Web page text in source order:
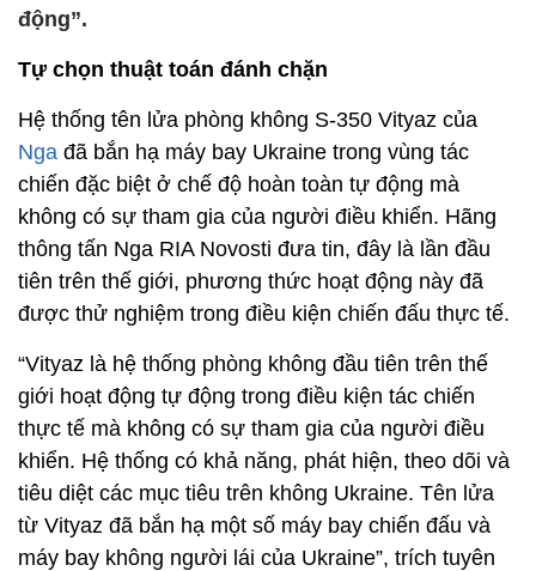
động”.
Tự chọn thuật toán đánh chặn
Hệ thống tên lửa phòng không S-350 Vityaz của
Nga đã bắn hạ máy bay Ukraine trong vùng tác
chiến đặc biệt ở chế độ hoàn toàn tự động mà
không có sự tham gia của người điều khiển. Hãng
thông tấn Nga RIA Novosti đưa tin, đây là lần đầu
tiên trên thế giới, phương thức hoạt động này đã
được thử nghiệm trong điều kiện chiến đấu thực tế.
“Vityaz là hệ thống phòng không đầu tiên trên thế
giới hoạt động tự động trong điều kiện tác chiến
thực tế mà không có sự tham gia của người điều
khiển. Hệ thống có khả năng, phát hiện, theo dõi và
tiêu diệt các mục tiêu trên không Ukraine. Tên lửa
từ Vityaz đã bắn hạ một số máy bay chiến đấu và
máy bay không người lái của Ukraine”, trích tuyên